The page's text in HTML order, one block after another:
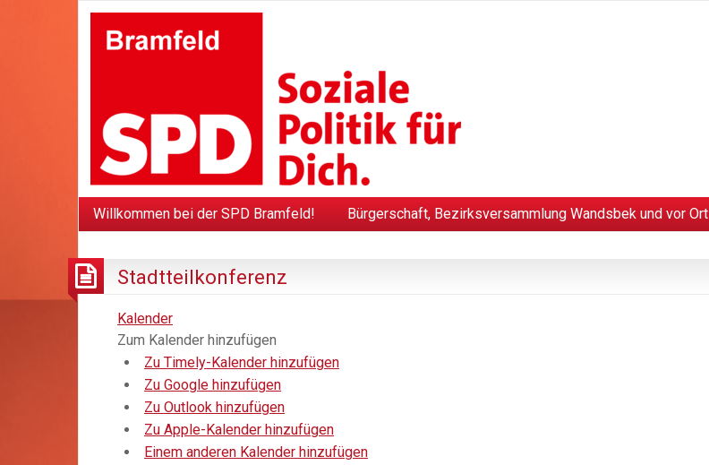
Willkommen bei der SPD Bramfeld! Bürgerschaft, Bezirksversammlung Wandsbek und vor Ort
Stadtteilkonferenz
Kalender
Zum Kalender hinzufügen
Zu Timely-Kalender hinzufügen
Zu Google hinzufügen
Zu Outlook hinzufügen
Zu Apple-Kalender hinzufügen
Einem anderen Kalender hinzufügen